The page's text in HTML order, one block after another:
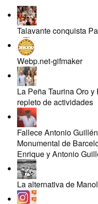
Talavante conquista
Webp.net-gifmaker
La Peña Taurina Oro
repleto de actividades
Fallece Antonio
Monumental de
Enrique y Antonio
La alternativa de